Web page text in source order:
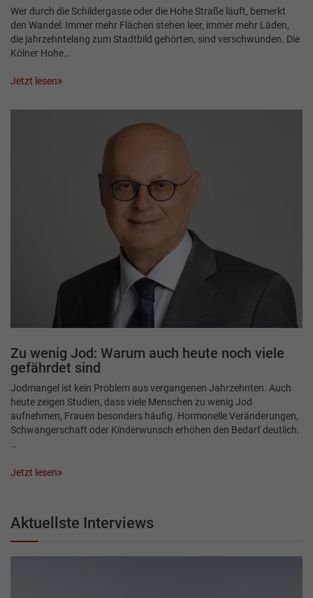
Wer durch die Schildergasse oder die Hohe Straße läuft, bemerkt
den Wandel: Immer mehr Flächen stehen leer, immer mehr Läden,
die jahrzehntelang zum Stadtbild gehörten, sind verschwunden. Die
Kölner Hohe…
Jetzt lesen
Zu wenig Jod: Warum auch heute noch viele
gefährdet sind
Jodmangel ist kein Problem aus vergangenen Jahrzehnten. Auch
heute zeigen Studien, dass viele Menschen zu wenig Jod
aufnehmen, Frauen besonders häufig. Hormonelle Veränderungen,
Schwangerschaft oder Kinderwunsch erhöhen den Bedarf deutlich.
…
Jetzt lesen
Aktuellste Interviews